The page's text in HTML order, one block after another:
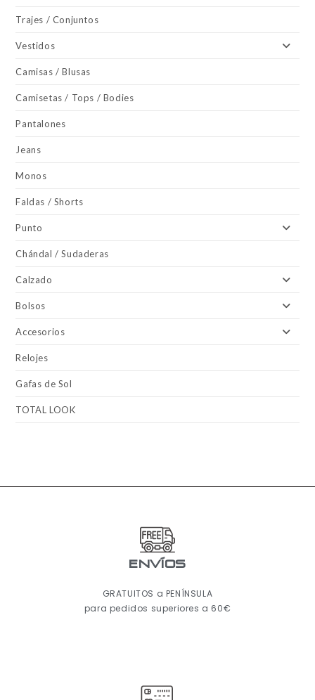
Trajes / Conjuntos
Vestidos
Camisas / Blusas
Camisetas / Tops / Bodies
Pantalones
Jeans
Monos
Faldas / Shorts
Punto
Chándal / Sudaderas
Calzado
Bolsos
Accesorios
Relojes
Gafas de Sol
TOTAL LOOK
ENVÍOS
GRATUITOS a PENÍNSULA
para pedidos superiores a 60€